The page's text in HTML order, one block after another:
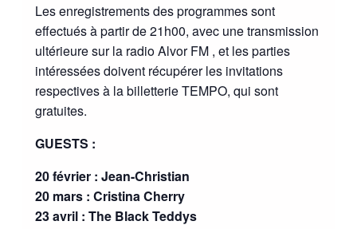
Les enregistrements des programmes sont
effectués à partir de 21h00, avec une transmission
ultérieure sur la radio Alvor FM , et les parties
intéressées doivent récupérer les invitations
respectives à la billetterie TEMPO, qui sont
gratuites.
GUESTS :
20 février : Jean-Christian
20 mars : Cristina Cherry
23 avril : The Black Teddys